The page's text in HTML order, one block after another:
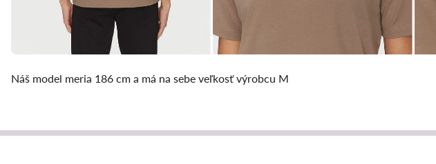
Náš model meria 186 cm a má na sebe veľkosť výrobcu M